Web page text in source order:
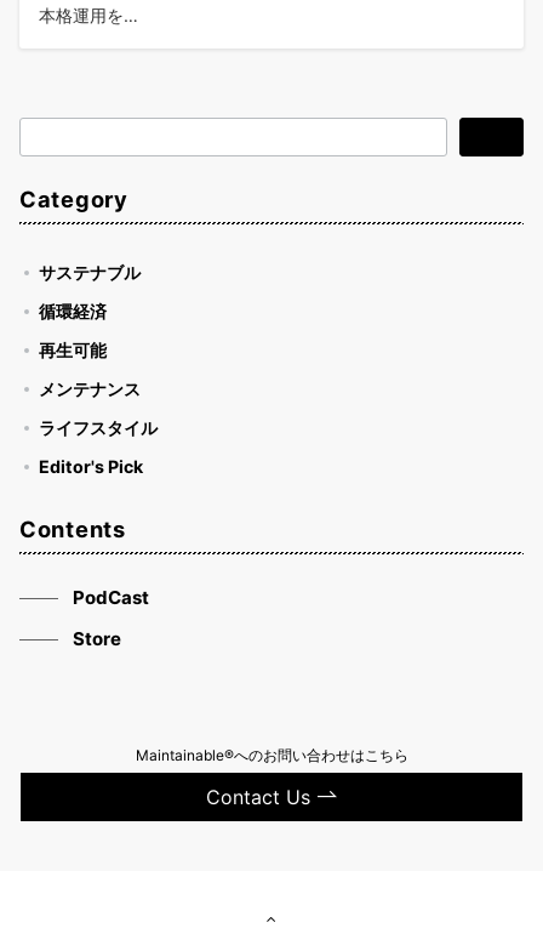
本格運用を…
索
Category
サステナブル
循環経済
再生可能
メンテナンス
ライフスタイル
Editor's Pick
Contents
PodCast
Store
Maintainable®へのお問い合わせはこちら
Contact Us